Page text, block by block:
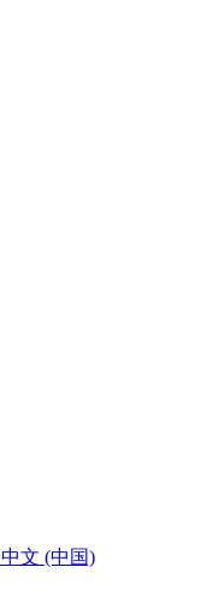
中文 (中国)